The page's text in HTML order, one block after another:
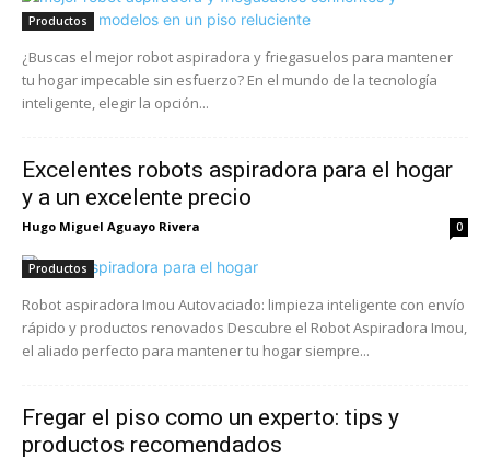
Productos
¿Buscas el mejor robot aspiradora y friegasuelos para mantener
tu hogar impecable sin esfuerzo? En el mundo de la tecnología
inteligente, elegir la opción...
Excelentes robots aspiradora para el hogar
y a un excelente precio
Hugo Miguel Aguayo Rivera 0
Productos
Robot aspiradora Imou Autovaciado: limpieza inteligente con envío
rápido y productos renovados Descubre el Robot Aspiradora Imou,
el aliado perfecto para mantener tu hogar siempre...
Fregar el piso como un experto: tips y
productos recomendados